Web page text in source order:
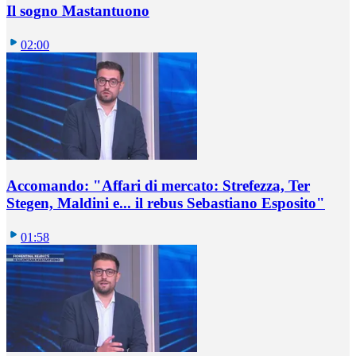
Il sogno Mastantuono
02:00
Accomando: "Affari di mercato: Strefezza, Ter
Stegen, Maldini e... il rebus Sebastiano Esposito"
01:58